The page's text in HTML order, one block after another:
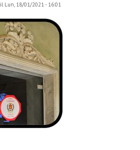
il Lun, 18/01/2021 - 16:01